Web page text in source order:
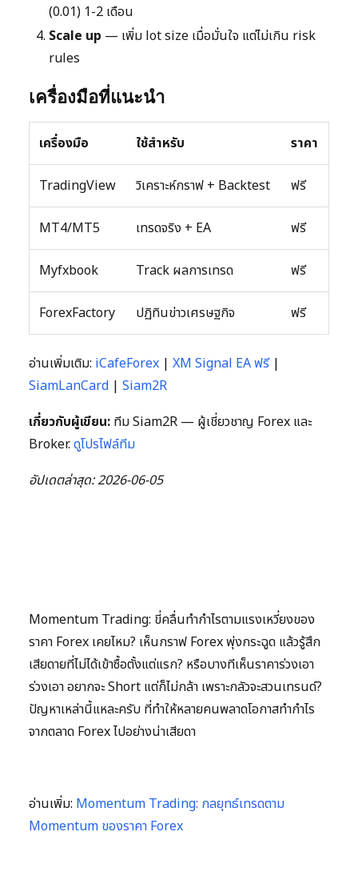
(0.01) 1-2 เดือน
Scale up — เพิ่ม lot size เมื่อมั่นใจ แต่ไม่เกิน risk
rules
เครื่องมือที่แนะนำ
เครื่องมือ ใช้สำหรับ ราคา
TradingView วิเคราะห์กราฟ + Backtest ฟรี
MT4/MT5 เทรดจริง + EA ฟรี
Myfxbook Track ผลการเทรด ฟรี
ForexFactory ปฏิทินข่าวเศรษฐกิจ ฟรี
อ่านเพิ่มเติม: iCafeForex | XM Signal EA ฟรี|
SiamLanCard | Siam2R
เกี่ยวกับผู้เขียน: ทีม Siam2R — ผู้เชี่ยวชาญ Forex และ
Broker.ดูโปรไฟล์ทีม
อัปเดตล่าสุด: 2026-06-05
Momentum Trading: ขี่คลื่นทำกำไรตามแรงเหวี่ยงของ
ราคา Forex เคยไหม? เห็นกราฟ Forex พุ่งกระฉูด แล้วรู้สึก
เสียดายที่ไม่ได้เข้าซื้อตั้งแต่แรก? หรือบางทีเห็นราคาร่วงเอา
ร่วงเอา อยากจะ Short แต่ก็ไม่กล้า เพราะกลัวจะสวนเทรนด์?
ปัญหาเหล่านี้แหละครับ ที่ทำให้หลายคนพลาดโอกาสทำกำไร
จากตลาด Forex ไปอย่างน่าเสียดา
อ่านเพิ่ม: Momentum Trading: กลยุทธ์เทรดตาม
Momentum ของราคา Forex